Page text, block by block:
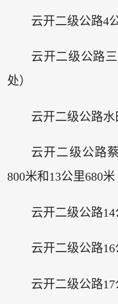
云开二级公路4
云开二级公路
处）
云开二级公路
云开二级公路
800米和13公里680米
云开二级公路
云开二级公路
云开二级公路